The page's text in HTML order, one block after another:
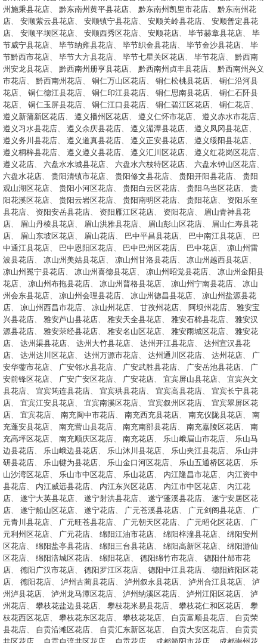
州施秉县花店、 黔东南州黄平县花店、 黔东南州凯里市花店、 黔东南州花
店、 安顺紫云县花店、 安顺镇宁县花店、 安顺关岭县花店、 安顺普定县花
店、 安顺平坝区花店、 安顺西秀区花店、 安顺花店、 毕节赫章县花店、 毕
节威宁县花店、 毕节纳雍县花店、 毕节织金县花店、 毕节金沙县花店、 毕
节黔西市花店、 毕节大方县花店、 毕节七星关区花店、 毕节花店、 黔西南
州安龙县花店、 黔西南州册亨县花店、 黔西南州贞丰县花店、 黔西南州兴义
市花店、 黔西南州花店、 铜仁万山区花店、 铜仁松桃县花店、 铜仁沿河县
花店、 铜仁德江县花店、 铜仁印江县花店、 铜仁思南县花店、 铜仁石阡县
花店、 铜仁玉屏县花店、 铜仁江口县花店、 铜仁碧江区花店、 铜仁花店、
遵义新蒲新区花店、 遵义播州区花店、 遵义仁怀市花店、 遵义赤水市花店、
遵义习水县花店、 遵义余庆县花店、 遵义湄潭县花店、 遵义凤冈县花店、
遵义务川县花店、 遵义道真县花店、 遵义正安县花店、 遵义绥阳县花店、
遵义桐梓县花店、 遵义遵义县花店、 遵义汇川区花店、 遵义红花岗区花店、
遵义花店、 六盘水水城县花店、 六盘水六枝特区花店、 六盘水钟山区花店、
六盘水花店、 贵阳清镇市花店、 贵阳修文县花店、 贵阳开阳县花店、 贵阳
观山湖区花店、 贵阳小河区花店、 贵阳白云区花店、 贵阳乌当区花店、 贵
阳花溪区花店、 贵阳云岩区花店、 贵阳南明区花店、 贵阳花店、 资阳乐至
县花店、 资阳安岳县花店、 资阳雁江区花店、 资阳花店、 眉山青神县花
店、 眉山丹棱县花店、 眉山洪雅县花店、 眉山彭山区花店、 眉山仁寿县花
店、 眉山东坡区花店、 眉山花店、 巴中平昌县花店、 巴中南江县花店、 巴
中通江县花店、 巴中恩阳区花店、 巴中巴州区花店、 巴中花店、 凉山州雷
波县花店、 凉山州美姑县花店、 凉山州甘洛县花店、 凉山州越西县花店、
凉山州冕宁县花店、 凉山州喜德县花店、 凉山州昭觉县花店、 凉山州金阳县
花店、 凉山州布拖县花店、 凉山州普格县花店、 凉山州宁南县花店、 凉山
州会东县花店、 凉山州会理县花店、 凉山州德昌县花店、 凉山州盐源县花
店、 凉山州西昌市花店、 凉山州花店、 甘孜州花店、 阿坝州花店、 雅安宝
兴县花店、 雅安芦山县花店、 雅安天全县花店、 雅安石棉县花店、 雅安汉
源县花店、 雅安荥经县花店、 雅安名山区花店、 雅安雨城区花店、 雅安花
店、 达州渠县花店、 达州大竹县花店、 达州开江县花店、 达州宣汉县花
店、 达州达川区花店、 达州万源市花店、 达州通川区花店、 达州花店、 广
安华蓥市花店、 广安邻水县花店、 广安武胜县花店、 广安岳池县花店、 广
安前锋区花店、 广安广安区花店、 广安花店、 宜宾屏山县花店、 宜宾兴文
县花店、 宜宾筠连县花店、 宜宾珙县花店、 宜宾高县花店、 宜宾长宁县花
店、 宜宾江安县花店、 宜宾南溪区花店、 宜宾叙州区花店、 宜宾翠屏区花
店、 宜宾花店、 南充阆中市花店、 南充西充县花店、 南充仪陇县花店、 南
充蓬安县花店、 南充营山县花店、 南充南部县花店、 南充嘉陵区花店、 南
充高坪区花店、 南充顺庆区花店、 南充花店、 乐山峨眉山市花店、 乐山马
边县花店、 乐山峨边县花店、 乐山沐川县花店、 乐山夹江县花店、 乐山井
研县花店、 乐山犍为县花店、 乐山金口河区花店、 乐山五通桥区花店、 乐
山沙湾区花店、 乐山市中区花店、 乐山花店、 内江隆昌市花店、 内江资中
县花店、 内江威远县花店、 内江东兴区花店、 内江市中区花店、 内江花
店、 遂宁大英县花店、 遂宁射洪县花店、 遂宁蓬溪县花店、 遂宁安居区花
店、 遂宁船山区花店、 遂宁花店、 广元苍溪县花店、 广元剑阁县花店、 广
元青川县花店、 广元旺苍县花店、 广元朝天区花店、 广元昭化区花店、 广
元利州区花店、 广元花店、 绵阳江油市花店、 绵阳梓潼县花店、 绵阳安州
区花店、 绵阳盐亭县花店、 绵阳三台县花店、 绵阳高新区花店、 绵阳游仙
区花店、 绵阳涪城区花店、 绵阳花店、 德阳绵竹市花店、 德阳什邡市花
店、 德阳广汉市花店、 德阳罗江区花店、 德阳中江县花店、 德阳旌阳区花
店、 德阳花店、 泸州古蔺县花店、 泸州叙永县花店、 泸州合江县花店、 泸
州泸县花店、 泸州龙马潭区花店、 泸州纳溪区花店、 泸州江阳区花店、 泸
州花店、 攀枝花盐边县花店、 攀枝花米易县花店、 攀枝花仁和区花店、 攀
枝花西区花店、 攀枝花东区花店、 攀枝花花店、 自贡富顺县花店、 自贡荣
县花店、 自贡沿滩区花店、 自贡汇东新区花店、 自贡大安区花店、 自贡贡